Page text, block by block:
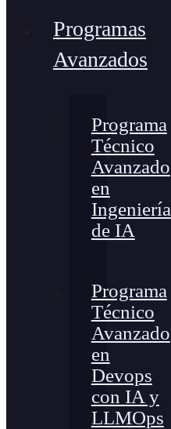
Programas
Avanzados
Programa
Técnico
Avanzado
en
Ingeniería
de IA
Programa
Técnico
Avanzado
en
Devops
con IA y
LLMOps